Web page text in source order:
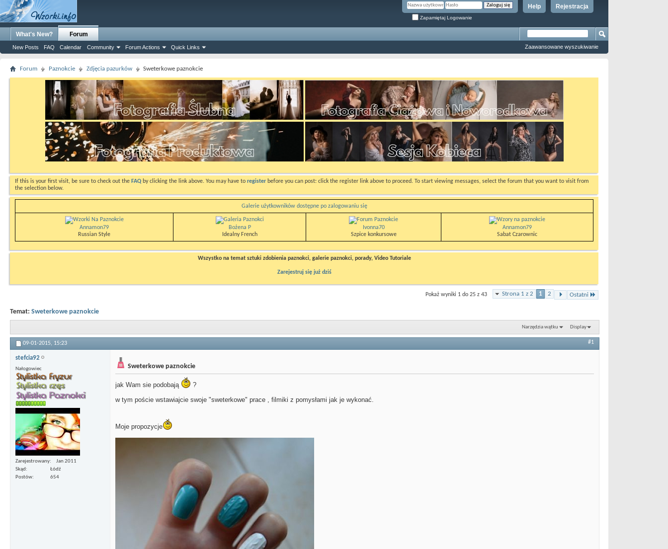
Rejestracja
Help
Zapamiętaj Logowanie
What's New? Forum
New Posts FAQ Calendar Community Forum Actions Quick Links Zaawansowane wyszukiwanie
Forum Paznokcie Zdjęcia pazurków Sweterkowe paznokcie
If this is your first visit, be sure to check out the FAQ by clicking the link above. You may have to register before you can post: click the register link above to proceed. To start viewing messages, select the forum that you want to visit from
the selection below.
Galerie użytkowników dostępne po zalogowaniu się
Annamon79
Russian Style
Bożena P
Idealny French
Ivonna70
Szpice konkursowe
Annamon79
Sabat Czarownic
Wszystko na temat sztuki zdobienia paznokci, galerie paznokci, porady, Video Tutoriale
Zarejestruj się już dziś
Strona 1 z 2 1 2 Ostatni
Pokaż wyniki 1 do 25 z 43
Temat: Sweterkowe paznokcie
Narzędzia wątku Display
09-01-2015, 15:23 #1
stefcia92
Nałogowiec
Zarejestrowany
Jan 2011
Skąd
Łódź
Postów
654
Sweterkowe paznokcie
jak Wam sie podobają
?
w tym poście wstawiajcie swoje "sweterkowe" prace , filmiki z pomysłami jak je wykonać.
Moje propozycje